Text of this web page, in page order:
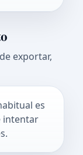
exportar,
es
intentar